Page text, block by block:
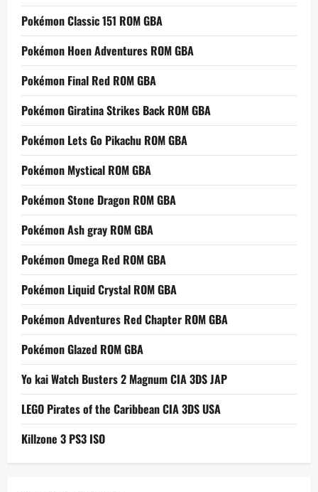
Pokémon Classic 151 ROM GBA
Pokémon Hoen Adventures ROM GBA
Pokémon Final Red ROM GBA
Pokémon Giratina Strikes Back ROM GBA
Pokémon Lets Go Pikachu ROM GBA
Pokémon Mystical ROM GBA
Pokémon Stone Dragon ROM GBA
Pokémon Ash gray ROM GBA
Pokémon Omega Red ROM GBA
Pokémon Liquid Crystal ROM GBA
Pokémon Adventures Red Chapter ROM GBA
Pokémon Glazed ROM GBA
Yo kai Watch Busters 2 Magnum CIA 3DS JAP
LEGO Pirates of the Caribbean CIA 3DS USA
Killzone 3 PS3 ISO